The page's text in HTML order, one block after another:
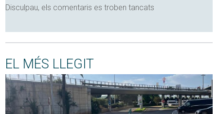
Disculpau, els comentaris es troben tancats
EL MÉS LLEGIT